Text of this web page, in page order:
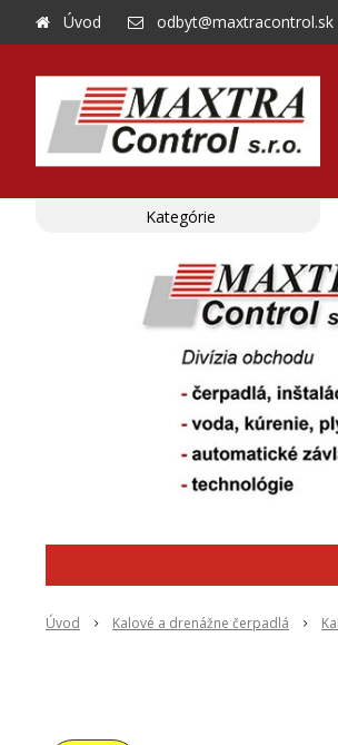
Úvod odbyt@maxtracontrol.sk
Úvod Kalové a drenážne čerpadlá
Kategórie